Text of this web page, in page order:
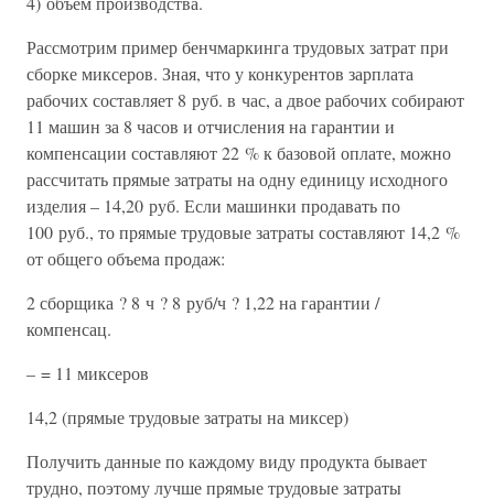
Рассмотрим пример бенчмаркинга трудовых затрат при
сборке миксеров. Зная, что у конкурентов зарплата
рабочих составляет 8 руб. в час, а двое рабочих собирают
11 машин за 8 часов и отчисления на гарантии и
компенсации составляют 22 % к базовой оплате, можно
рассчитать прямые затраты на одну единицу исходного
изделия – 14,20 руб. Если машинки продавать по
100 руб., то прямые трудовые затраты составляют 14,2 %
от общего объема продаж:
2 сборщика ? 8 ч ? 8 руб/ч ? 1,22 на гарантии /
компенсац.
– = 11 миксеров
14,2 (прямые трудовые затраты на миксер)
Получить данные по каждому виду продукта бывает
трудно, поэтому лучше прямые трудовые затраты